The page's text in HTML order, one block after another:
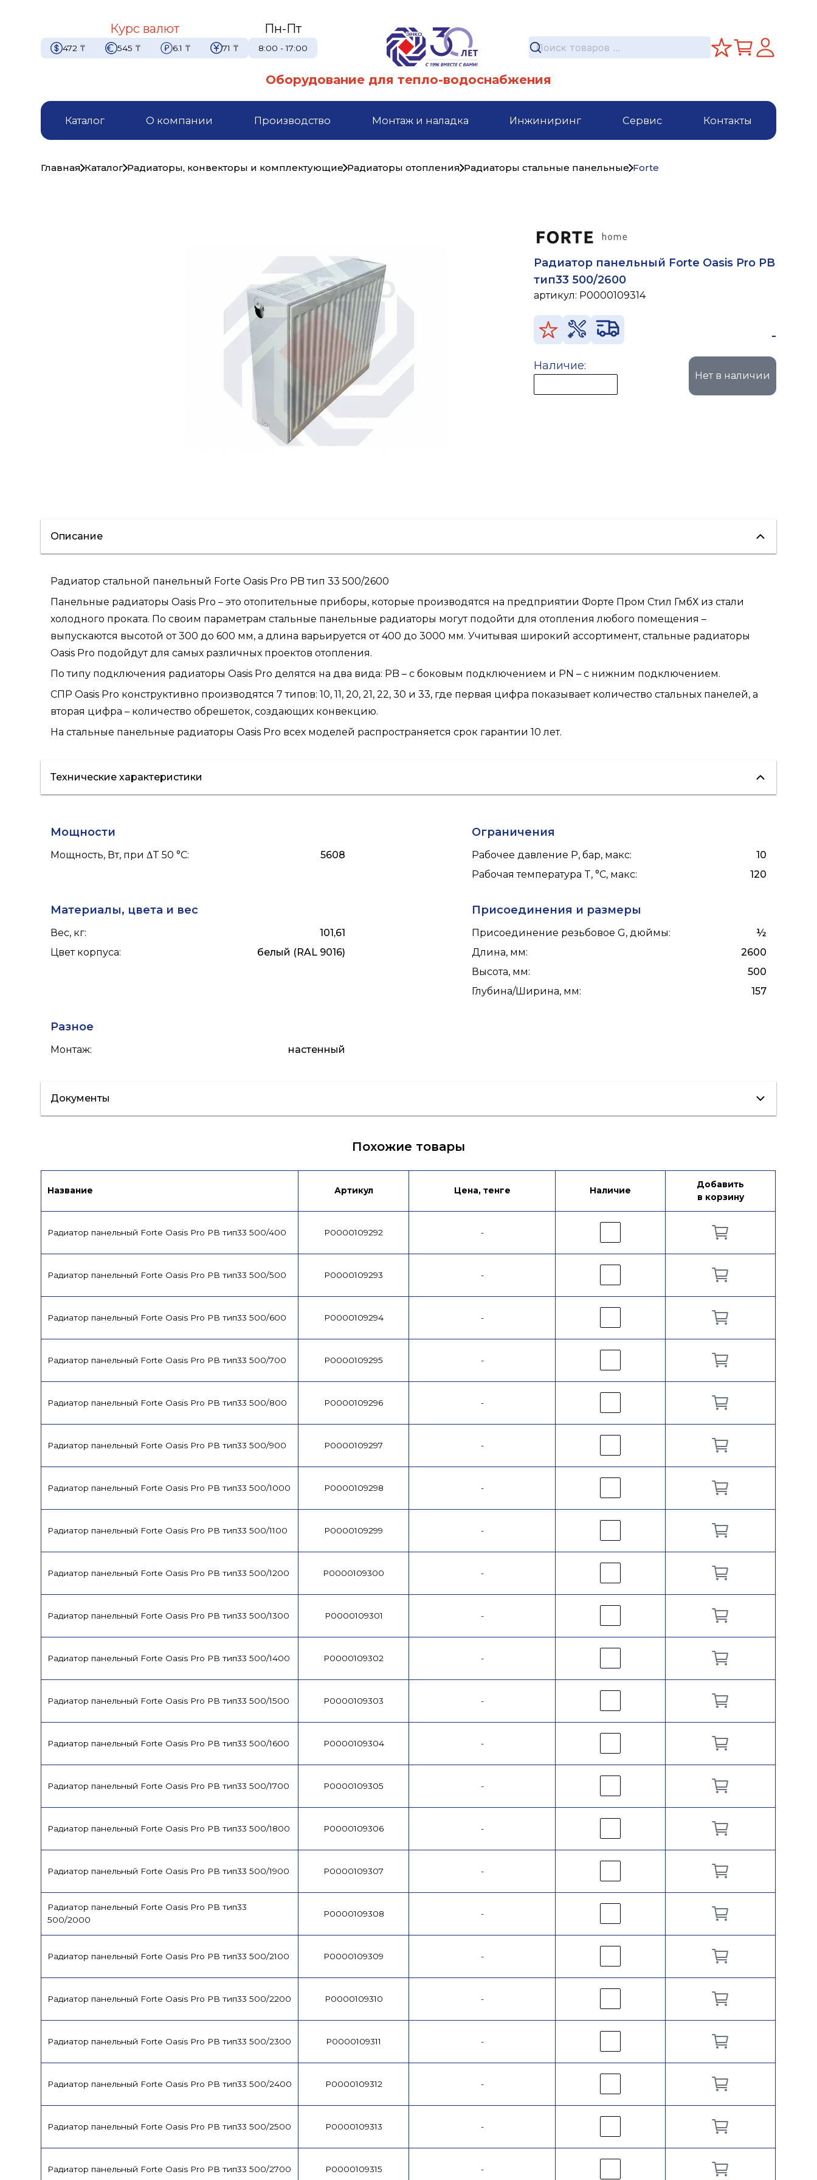
Курс валют
472 ₸ 545 ₸ 6.1 ₸ 71 ₸
Пн-Пт
8:00 - 17:00
Оборудование для тепло-водоснабжения
Каталог О компании Производство Монтаж и наладка Инжиниринг Сервис Контакты
Главная Каталог Радиаторы, конвекторы и комплектующие Радиаторы отопления Радиаторы стальные панельные Forte
Радиатор панельный Forte Oasis Pro PB
тип33 500/2600
артикул: P0000109314
-
Наличие:
Нет в наличии
Описание
Радиатор стальной панельный Forte Oasis Pro PB тип 33 500/2600
Панельные радиаторы Oasis Pro – это отопительные приборы, которые производятся на предприятии Форте Пром Стил ГмбХ из стали
холодного проката. По своим параметрам стальные панельные радиаторы могут подойти для отопления любого помещения –
выпускаются высотой от 300 до 600 мм, а длина варьируется от 400 до 3000 мм. Учитывая широкий ассортимент, стальные радиаторы
Oasis Pro подойдут для самых различных проектов отопления.
По типу подключения радиаторы Oasis Pro делятся на два вида: PB – с боковым подключением и PN – с нижним подключением.
СПР Oasis Pro конструктивно производятся 7 типов: 10, 11, 20, 21, 22, 30 и 33, где первая цифра показывает количество стальных панелей, а
вторая цифра – количество обрешеток, создающих конвекцию.
На стальные панельные радиаторы Oasis Pro всех моделей распространяется срок гарантии 10 лет.
Технические характеристики
Мощности
Мощность, Вт, при ΔT 50 °С: 5608
Ограничения
Рабочее давление P, бар, макс:
10
Рабочая температура T, °C, макс: 120
Материалы, цвета и вес
Вес, кг:
101,61
Цвет корпуса: белый (RAL 9016)
Присоединения и размеры
Присоединение резьбовое G, дюймы:
½
Длина, мм:
2600
Высота, мм:
500
Глубина/Ширина, мм: 157
Разное
Монтаж: настенный
Документы
Похожие товары
Название Артикул Цена, тенге Наличие
Добавить
в корзину
Радиатор панельный Forte Oasis Pro PB тип33 500/400 P0000109292 -
Радиатор панельный Forte Oasis Pro PB тип33 500/500 P0000109293 -
Радиатор панельный Forte Oasis Pro PB тип33 500/600 P0000109294 -
Радиатор панельный Forte Oasis Pro PB тип33 500/700 P0000109295 -
Радиатор панельный Forte Oasis Pro PB тип33 500/800 P0000109296 -
Радиатор панельный Forte Oasis Pro PB тип33 500/900 P0000109297 -
Радиатор панельный Forte Oasis Pro PB тип33 500/1000 P0000109298 -
Радиатор панельный Forte Oasis Pro PB тип33 500/1100 P0000109299 -
Радиатор панельный Forte Oasis Pro PB тип33 500/1200 P0000109300 -
Радиатор панельный Forte Oasis Pro PB тип33 500/1300 P0000109301 -
Радиатор панельный Forte Oasis Pro PB тип33 500/1400 P0000109302 -
Радиатор панельный Forte Oasis Pro PB тип33 500/1500 P0000109303 -
Радиатор панельный Forte Oasis Pro PB тип33 500/1600 P0000109304 -
Радиатор панельный Forte Oasis Pro PB тип33 500/1700 P0000109305 -
Радиатор панельный Forte Oasis Pro PB тип33 500/1800 P0000109306 -
Радиатор панельный Forte Oasis Pro PB тип33 500/1900 P0000109307 -
Радиатор панельный Forte Oasis Pro PB тип33
500/2000
P0000109308 -
Радиатор панельный Forte Oasis Pro PB тип33 500/2100 P0000109309 -
Радиатор панельный Forte Oasis Pro PB тип33 500/2200 P0000109310 -
Радиатор панельный Forte Oasis Pro PB тип33 500/2300 P0000109311 -
Радиатор панельный Forte Oasis Pro PB тип33 500/2400 P0000109312 -
Радиатор панельный Forte Oasis Pro PB тип33 500/2500 P0000109313 -
Радиатор панельный Forte Oasis Pro PB тип33 500/2700 P0000109315 -